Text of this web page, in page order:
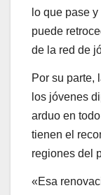
lo que pase
puede
de la red de
Por su parte,
los jóvenes
arduo en
tienen el
regiones del
«Esa